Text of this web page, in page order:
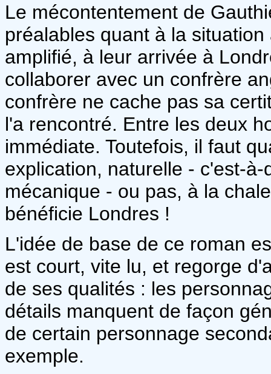
Le mécontentement de
préalables quant à la
amplifié, à leur arrivée à
collaborer avec un confrère
confrère ne cache pas sa
l'a rencontré. Entre les deux
immédiate. Toutefois, il faut
explication, naturelle - c'est-
mécanique - ou pas, à la
bénéficie Londres !
L'idée de base de ce roman
est court, vite lu, et regorge
de ses qualités : les
détails manquent de façon
de certain personnage
exemple.